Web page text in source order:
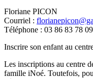
Floriane PICON
Courriel :
Téléphone : 03 86 83 78 09
Inscrire son enfant au
Les inscriptions au centre
famille iNoé. Toutefois,